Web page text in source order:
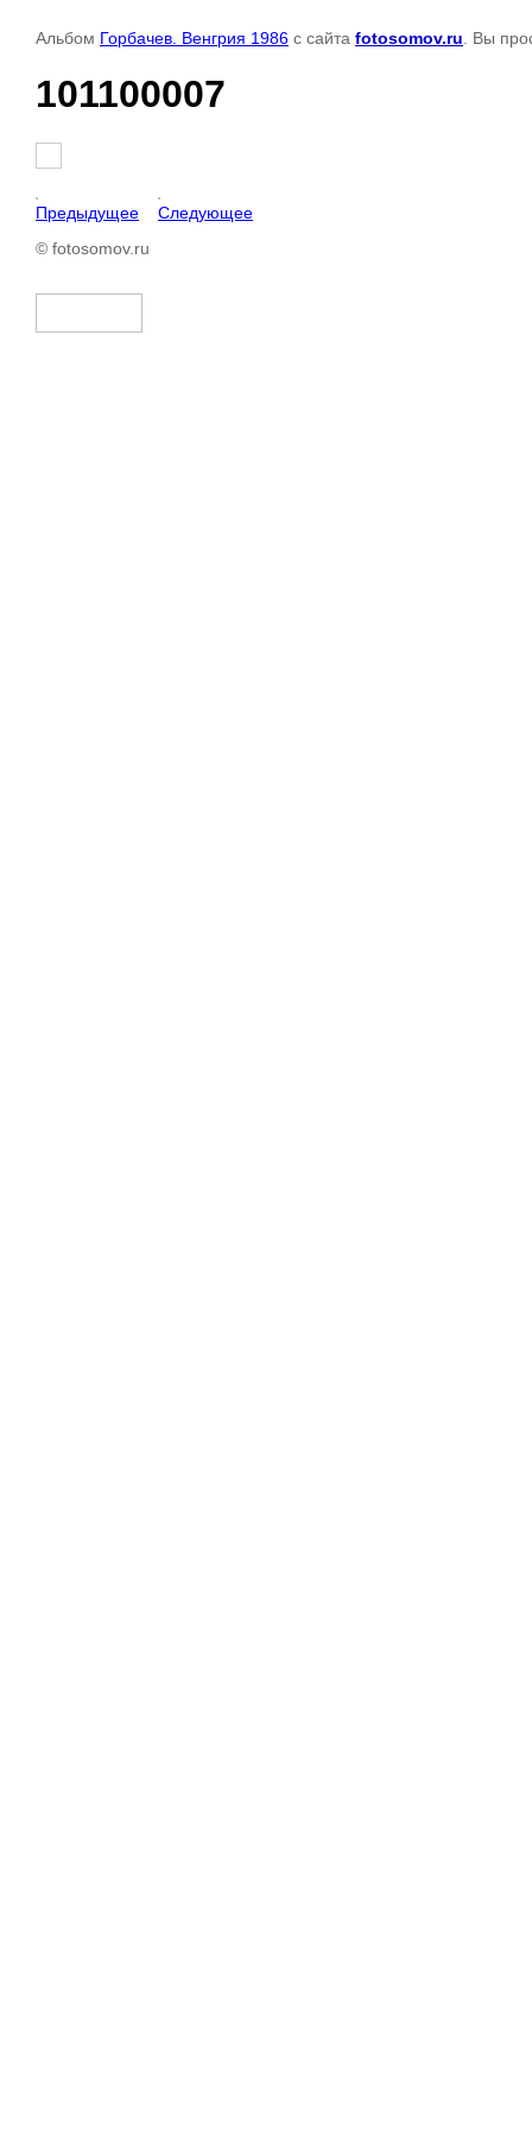
Альбом Горбачев. Венгрия 1986 с сайта fotosomov.ru . Вы
101100007
Предыдущее
Следующее
© fotosomov.ru